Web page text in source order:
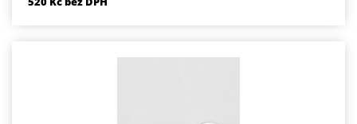
klika levá / koule PZ RE - klika pravá / koule